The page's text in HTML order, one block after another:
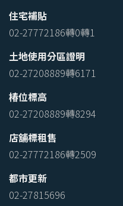
住宅補貼
02-27772186轉0轉1
土地使用分區證明
02-27208889轉6171
椿位標高
02-27208889轉8294
店舖標租售
02-27772186轉2509
都市更新
02-27815696